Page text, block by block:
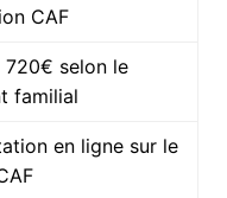
CAF
720€ selon le
familial
en ligne sur le